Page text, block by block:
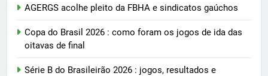
AGERGS acolhe pleito da FBHA e sindicatos gaúchos
Copa do Brasil 2026 : como foram os jogos de ida das
oitavas de final
Série B do Brasileirão 2026 : jogos, resultados e